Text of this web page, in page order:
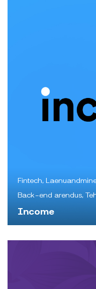
Fintech,
Back-end arendus,
Income